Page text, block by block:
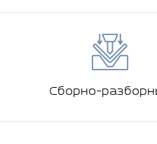
Сборно-